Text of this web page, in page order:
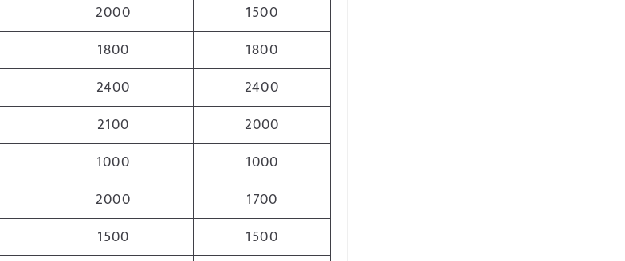
2000
1500
1800
1800
2400
2400
2100
2000
1000
1000
2000
1700
1500
1500